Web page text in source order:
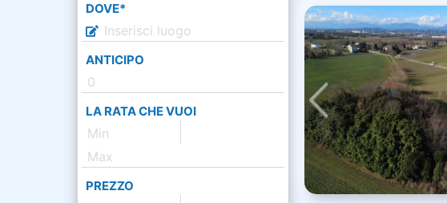
DOVE*
ANTICIPO
LA RATA CHE VUOI
PREZZO